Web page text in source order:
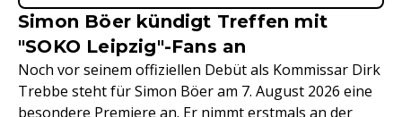
Simon Böer kündigt Treffen mit
"SOKO Leipzig"-Fans an
Noch vor seinem offiziellen Debüt als Kommissar Dirk
Trebbe steht für Simon Böer am 7. August 2026 eine
besondere Premiere an. Er nimmt erstmals an der